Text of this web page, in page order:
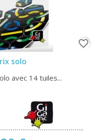
solo
avec 14 tuiles...
favorite_border